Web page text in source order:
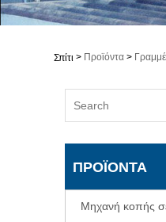
Σπίτι > Προϊόντα >
ΠΡΟΪΌΝΤΑ
Μηχανή κοπής